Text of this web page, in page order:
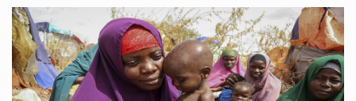
n